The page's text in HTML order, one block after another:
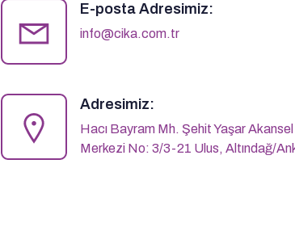
E-posta Adresimiz:
info@cika.com.tr
Adresimiz:
Hacı Bayram Mh. Şehit Yaşar
Merkezi No: 3/3-21 Ulus, Altındağ/